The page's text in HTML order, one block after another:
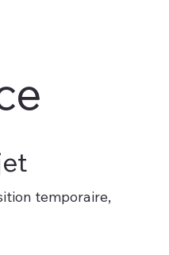
temporaire,